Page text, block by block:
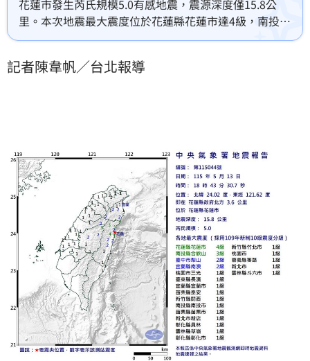
花蓮市發生芮氏規模5.0有感地震，震源深度僅15.8公
里。本次地震最大震度位於花蓮縣花蓮市達4級，南投縣
3級，台中與宜蘭2級，其餘包括桃園、新竹、台北等地
震感，提醒民眾留意餘震並注意居家安全檢查。（陳韋
記者陳韋帆／台北報導